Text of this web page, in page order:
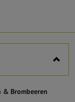
Brombeeren